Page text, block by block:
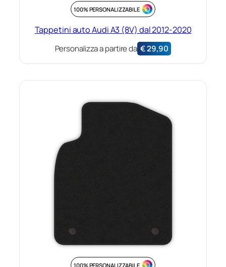
100% PERSONALIZZABILE
Tappetini auto Audi A3 (8V) dal 2012-2020
Personalizza a partire da €29,90
100% PERSONALIZZABILE